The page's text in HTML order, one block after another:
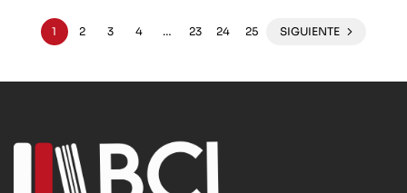
1 2 3 4 … 23 24 25 SIGUIENTE